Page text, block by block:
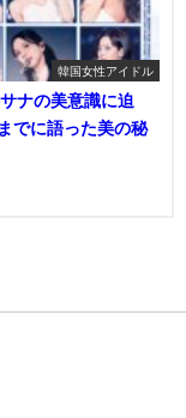
韓国女性アイドル
ナの美意識に迫
でに語った美の秘